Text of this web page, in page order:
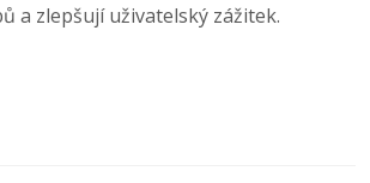
a zlepšují uživatelský zážitek.